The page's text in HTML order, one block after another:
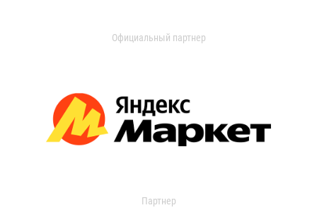
Официальный партнер
Партнер